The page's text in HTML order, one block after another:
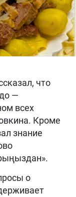
что
—
всех
Кроме
знание
о